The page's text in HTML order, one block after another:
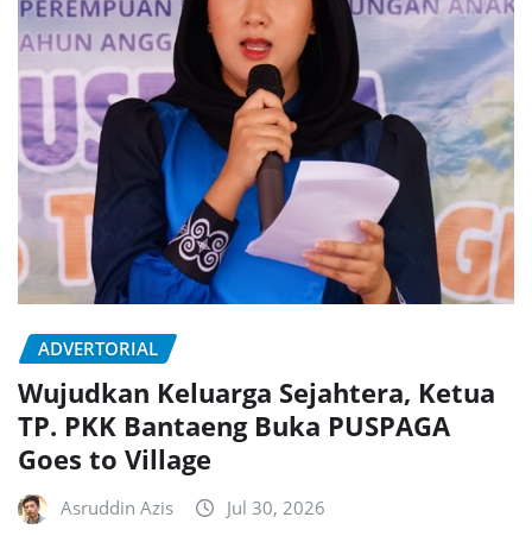
ADVERTORIAL
Wujudkan Keluarga Sejahtera, Ketua
TP. PKK Bantaeng Buka PUSPAGA
Goes to Village
Asruddin Azis Jul 30, 2026